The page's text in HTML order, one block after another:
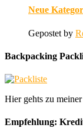
Neue
Gepostet by
Backpacking
Hier gehts zu
Empfehlung: